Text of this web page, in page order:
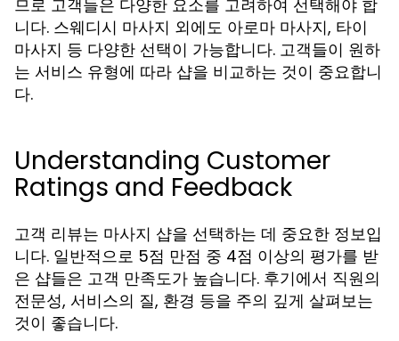
므로 고객들은 다양한 요소를 고려하여 선택해야 합
니다. 스웨디시 마사지 외에도 아로마 마사지, 타이
마사지 등 다양한 선택이 가능합니다. 고객들이 원하
는 서비스 유형에 따라 샵을 비교하는 것이 중요합니
다.
Understanding Customer
Ratings and Feedback
고객 리뷰는 마사지 샵을 선택하는 데 중요한 정보입
니다. 일반적으로 5점 만점 중 4점 이상의 평가를 받
은 샵들은 고객 만족도가 높습니다. 후기에서 직원의
전문성, 서비스의 질, 환경 등을 주의 깊게 살펴보는
것이 좋습니다.